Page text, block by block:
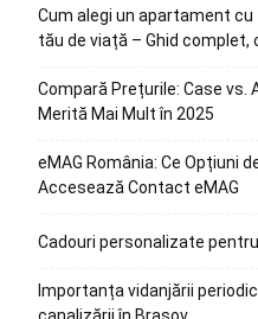
Cum alegi un apartament
tău de viață – Ghid complet,
Compară Prețurile: Case vs.
Merită Mai Mult în 2025
eMAG România: Ce Opțiuni
Accesează Contact eMAG
Cadouri personalizate
Importanța vidanjării
canalizării în Brașov